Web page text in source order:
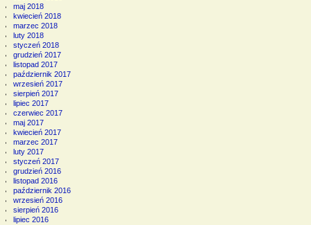
maj 2018
kwiecień 2018
marzec 2018
luty 2018
styczeń 2018
grudzień 2017
listopad 2017
październik 2017
wrzesień 2017
sierpień 2017
lipiec 2017
czerwiec 2017
maj 2017
kwiecień 2017
marzec 2017
luty 2017
styczeń 2017
grudzień 2016
listopad 2016
październik 2016
wrzesień 2016
sierpień 2016
lipiec 2016